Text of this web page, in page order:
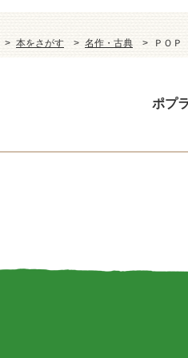
本をさがす 名作・古典 ＰＯ
ポプ